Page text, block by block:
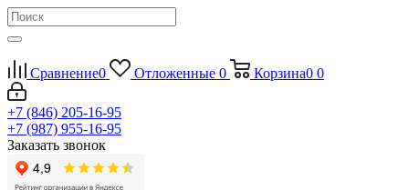
Сравнение0 Отложенные 0 Корзина0 0
+7 (846) 205-16-95
+7 (987) 955-16-95
Заказать звонок